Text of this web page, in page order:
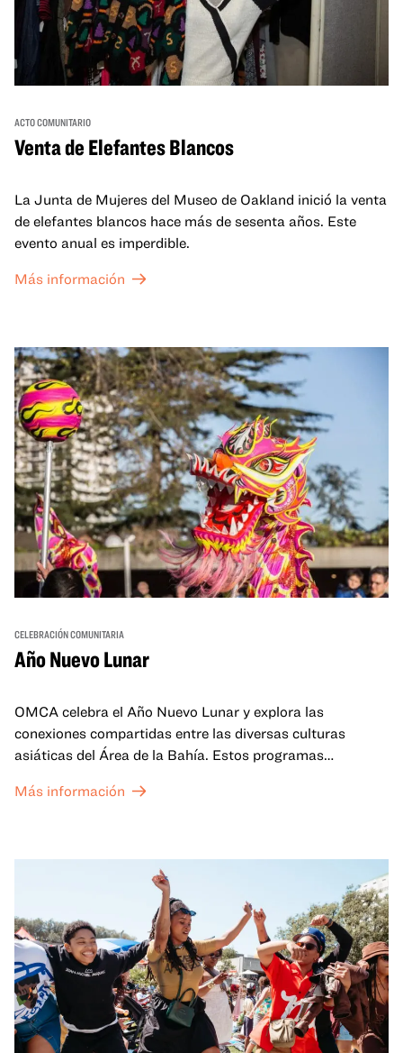
ACTO COMUNITARIO
Venta de Elefantes Blancos
La Junta de Mujeres del Museo de Oakland inició la venta
de elefantes blancos hace más de sesenta años. Este
evento anual es imperdible.
Más información
CELEBRACIÓN COMUNITARIA
Año Nuevo Lunar
OMCA celebra el Año Nuevo Lunar y explora las
conexiones compartidas entre las diversas culturas
asiáticas del Área de la Bahía. Estos programas
celebran y honran las tradiciones del Año Nuevo Lunar a
un espacio para que nuestras comunidades AAPI se
reúnan y se eleven mutuamente con círculos de curación
tanto presenciales como virtuales.
Más información